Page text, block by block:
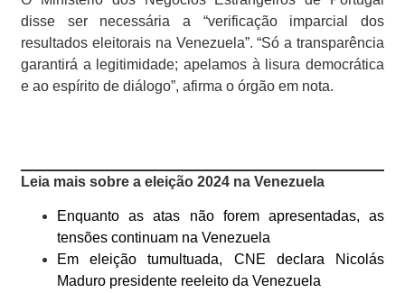
disse ser necessária a “verificação imparcial dos
resultados eleitorais na Venezuela”. “Só a transparência
garantirá a legitimidade; apelamos à lisura democrática
e ao espírito de diálogo”, afirma o órgão em nota.
Leia mais sobre a eleição 2024 na Venezuela
Enquanto as atas não forem apresentadas, as
tensões continuam na Venezuela
Em eleição tumultuada, CNE declara Nicolás
Maduro presidente reeleito da Venezuela